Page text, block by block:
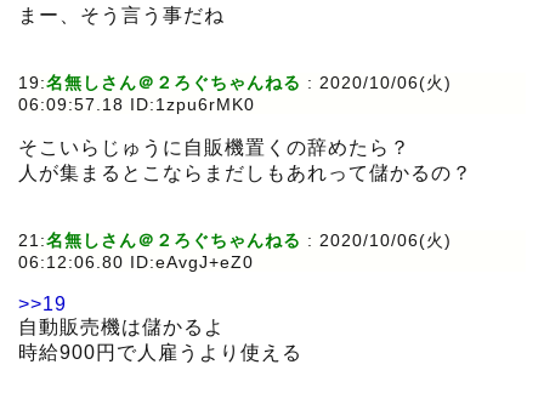
まー、そう言う事だね
19:名無しさん＠２ろぐちゃんねる : 2020/10/06(火)
06:09:57.18 ID:1zpu6rMK0
そこいらじゅうに自販機置くの辞めたら？
人が集まるとこならまだしもあれって儲かるの？
21:名無しさん＠２ろぐちゃんねる : 2020/10/06(火)
06:12:06.80 ID:eAvgJ+eZ0
>>19
自動販売機は儲かるよ
時給900円で人雇うより使える